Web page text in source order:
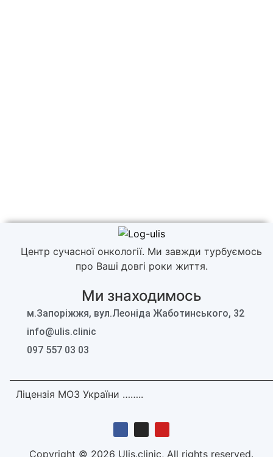
Центр сучасної онкології. Ми завжди турбуємось
про Ваші довгі роки життя.
Ми знаходимось
м.Запоріжжя, вул.Леоніда Жаботинського, 32
info@ulis.clinic
097 557 03 03
Ліцензія МОЗ України ……..
Copyright © 2026 Ulis.clinic, All rights reserved.